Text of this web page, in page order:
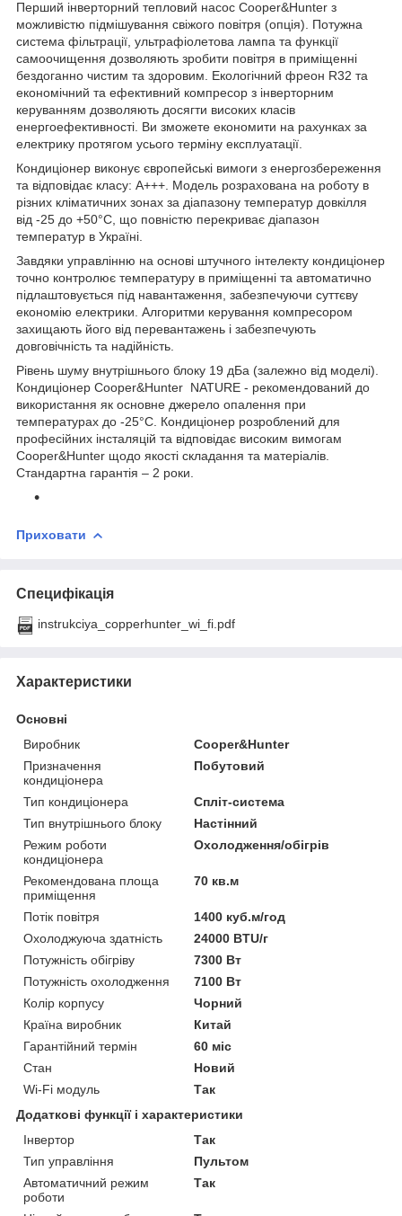
Перший інверторний тепловий насос Cooper&Hunter з
можливістю підмішування свіжого повітря (опція). Потужна
система фільтрації, ультрафіолетова лампа та функції
самоочищення дозволяють зробити повітря в приміщенні
бездоганно чистим та здоровим. Екологічний фреон R32 та
економічний та ефективний компресор з інверторним
керуванням дозволяють досягти високих класів
енергоефективності. Ви зможете економити на рахунках за
електрику протягом усього терміну експлуатації.
Кондиціонер виконує європейські вимоги з енергозбереження
та відповідає класу: A+++. Модель розрахована на роботу в
різних кліматичних зонах за діапазону температур довкілля
від -25 до +50°С, що повністю перекриває діапазон
температур в Україні.
Завдяки управлінню на основі штучного інтелекту кондиціонер
точно контролює температуру в приміщенні та автоматично
підлаштовується під навантаження, забезпечуючи суттєву
економію електрики. Алгоритми керування компресором
захищають його від перевантажень і забезпечують
довговічність та надійність.
Рівень шуму внутрішнього блоку 19 дБа (залежно від моделі).
Кондиціонер Cooper&Hunter NATURE - рекомендований до
використання як основне джерело опалення при
температурах до -25°С. Кондиціонер розроблений для
професійних інсталяцій та відповідає високим вимогам
Cooper&Hunter щодо якості складання та матеріалів.
Стандартна гарантія – 2 роки.
Приховати
Специфікація
instrukciya_copperhunter_wi_fi.pdf
Характеристики
Основні
Виробник
Cooper&Hunter
Призначення
кондиціонера
Побутовий
Тип кондиціонера
Спліт-система
Тип внутрішнього блоку
Настінний
Режим роботи
кондиціонера
Охолодження/обігрів
Рекомендована площа
приміщення
70 кв.м
Потік повітря
1400 куб.м/год
Охолоджуюча здатність
24000 BTU/г
Потужність обігріву
7300 Вт
Потужність охолодження
7100 Вт
Колір корпусу
Чорний
Країна виробник
Китай
Гарантійний термін
60 міс
Стан
Новий
Wi-Fi модуль
Так
Додаткові функції і характеристики
Інвертор
Так
Тип управління
Пультом
Автоматичний режим
роботи
Так